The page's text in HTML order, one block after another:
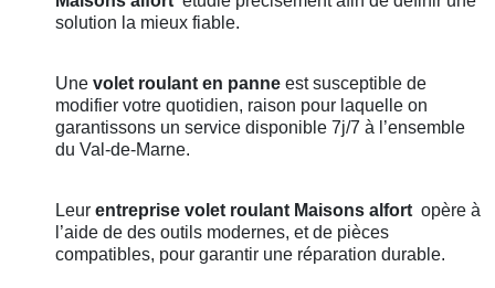
solution la mieux fiable.
Une volet roulant en panneest susceptible de
modifier votre quotidien, raison pour laquelle on
garantissons un service disponible 7j/7 à l’ensemble
du Val-de-Marne.
Leur entreprise volet roulant Maisons alfort opère à
l’aide de des outils modernes, et de pièces
compatibles, pour garantir une réparation durable.